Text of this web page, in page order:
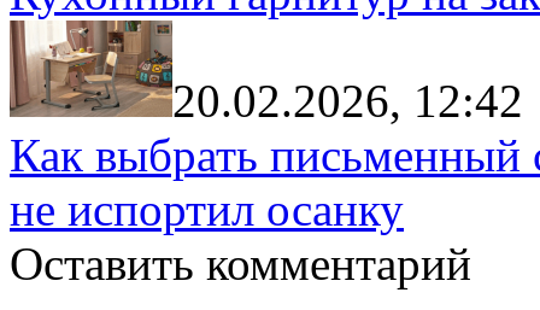
20.02.2026, 12:42
Как выбрать письменный
не испортил осанку
Оставить комментарий